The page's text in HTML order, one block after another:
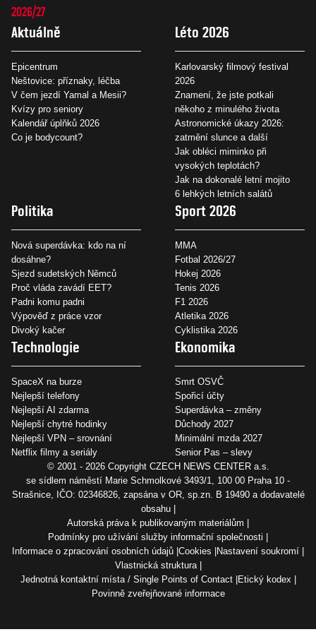
2026/27
Aktuálně
Epicentrum
Neštovice: příznaky, léčba
V čem jezdí Yamal a Mesii?
Kvízy pro seniory
Kalendář úplňků 2026
Co je bodycount?
Léto 2026
Karlovarský filmový festival
2026
Znamení, že jste potkali
někoho z minulého života
Astronomické úkazy 2026:
zatmění slunce a další
Jak obléci miminko při
vysokých teplotách?
Jak na dokonalé letní mojito
6 lehkých letních salátů
Politika
Nová superdávka: kdo na ní
dosáhne?
Sjezd sudetských Němců
Proč vláda zavádí EET?
Padni komu padni
Výpověď z práce vzor
Divoký kačer
Sport 2026
MMA
Fotbal 2026/27
Hokej 2026
Tenis 2026
F1 2026
Atletika 2026
Cyklistika 2026
Technologie
SpaceX na burze
Nejlepší telefony
Nejlepší AI zdarma
Nejlepší chytré hodinky
Nejlepší VPN – srovnání
Netflix filmy a seriály
Ekonomika
Smrt OSVČ
Spořicí účty
Superdávka – změny
Důchody 2027
Minimální mzda 2027
Senior Pas – slevy
© 2001 - 2026 Copyright CZECH NEWS CENTER a.s.
se sídlem náměstí Marie Schmolkové 3493/1, 100 00 Praha 10 -
Strašnice, IČO: 02346826, zapsána v OR, sp.zn. B 19490 a dodavatelé
obsahu
Autorská práva k publikovaným materiálům
Podmínky pro užívání služby informační společnosti
Informace o zpracování osobních údajů Cookies Nastavení soukromí
Vlastnická struktura
Jednotná kontaktní místa / Single Points of Contact Etický kodex
Povinně zveřejňované informace